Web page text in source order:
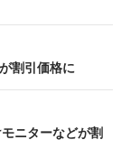
割引価格に
ニターなどが割